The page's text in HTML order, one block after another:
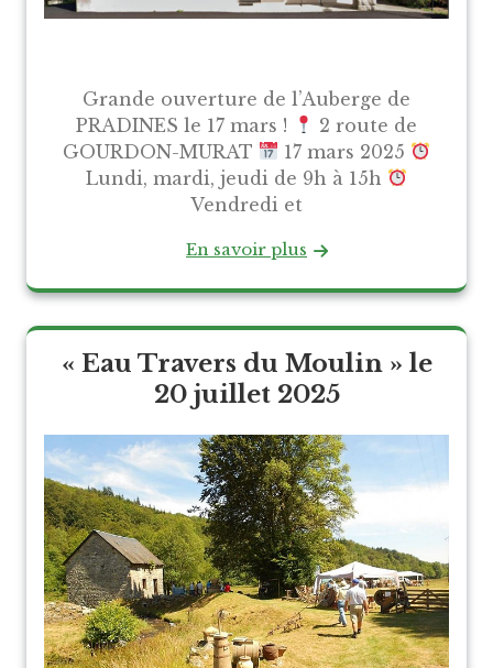
Grande ouverture de l’Auberge de
PRADINES le 17 mars !
2 route de
GOURDON-MURAT
17 mars 2025
Lundi, mardi, jeudi de 9h à 15h
Vendredi et
En savoir plus
« Eau Travers du Moulin » le
20 juillet 2025